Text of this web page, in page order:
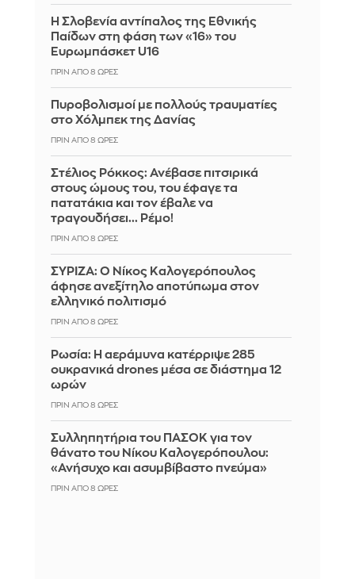
Η Σλοβενία αντίπαλος της Εθνικής
Παίδων στη φάση των «16» του
Ευρωμπάσκετ U16
ΠΡΙΝ ΑΠΌ 8 ΏΡΕΣ
Πυροβολισμοί με πολλούς τραυματίες
στο Χόλμπεκ της Δανίας
ΠΡΙΝ ΑΠΌ 8 ΏΡΕΣ
Στέλιος Ρόκκος: Ανέβασε πιτσιρικά
στους ώμους του, του έφαγε τα
πατατάκια και τον έβαλε να
τραγουδήσει... Ρέμο!
ΠΡΙΝ ΑΠΌ 8 ΏΡΕΣ
ΣΥΡΙΖΑ: Ο Νίκος Καλογερόπουλος
άφησε ανεξίτηλο αποτύπωμα στον
ελληνικό πολιτισμό
ΠΡΙΝ ΑΠΌ 8 ΏΡΕΣ
Ρωσία: Η αεράμυνα κατέρριψε 285
ουκρανικά drones μέσα σε διάστημα 12
ωρών
ΠΡΙΝ ΑΠΌ 8 ΏΡΕΣ
Συλληπητήρια του ΠΑΣΟΚ για τον
θάνατο του Νίκου Καλογερόπουλου:
«Ανήσυχο και ασυμβίβαστο πνεύμα»
ΠΡΙΝ ΑΠΌ 8 ΏΡΕΣ